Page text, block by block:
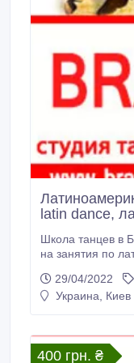
latin dance,
Школа танцев в
на занятия по
грациозное и
время,
29/04/2022
Украина, Киев
400 грн. ₴